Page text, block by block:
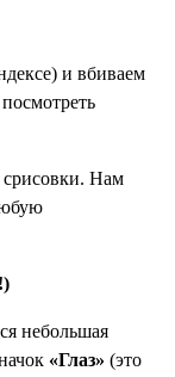
и вбиваем
срисовки. Нам
небольшая
«Глаз» (это